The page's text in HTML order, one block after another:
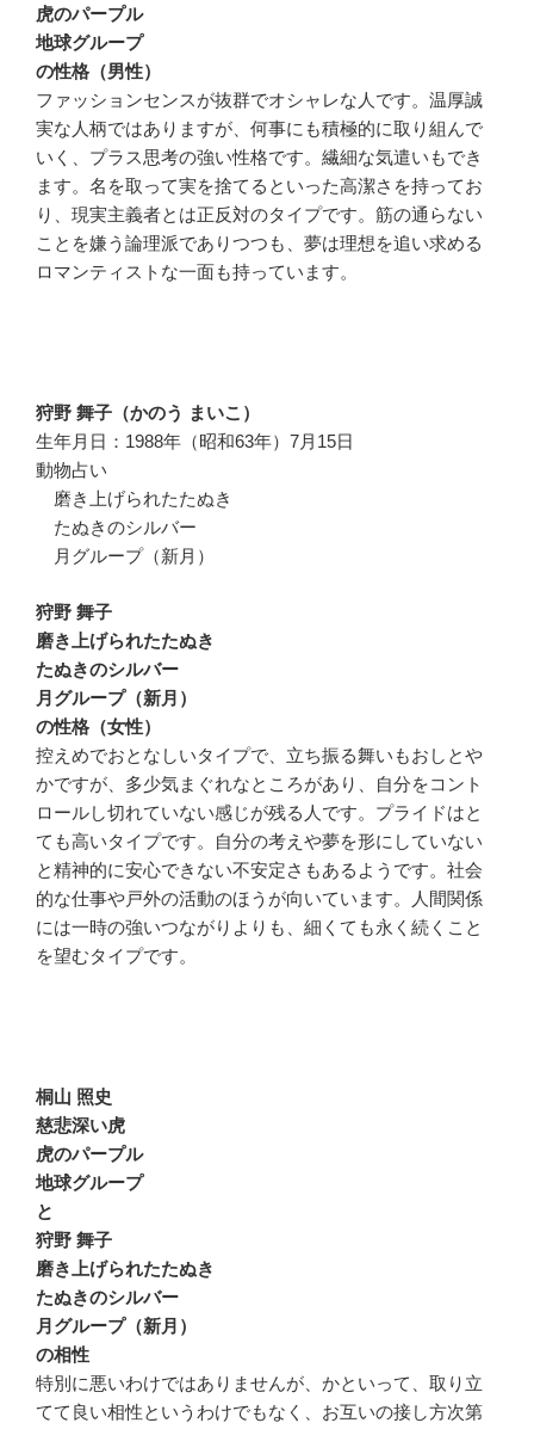
虎のパープル
地球グループ
の性格（男性）
ファッションセンスが抜群でオシャレな人です。温厚誠
実な人柄ではありますが、何事にも積極的に取り組んで
いく、プラス思考の強い性格です。繊細な気遣いもでき
ます。名を取って実を捨てるといった高潔さを持ってお
り、現実主義者とは正反対のタイプです。筋の通らない
ことを嫌う論理派でありつつも、夢は理想を追い求める
ロマンティストな一面も持っています。
狩野 舞子（かのう まいこ）
生年月日：1988年（昭和63年）7月15日
動物占い
磨き上げられたたぬき
たぬきのシルバー
月グループ（新月）
狩野 舞子
磨き上げられたたぬき
たぬきのシルバー
月グループ（新月）
の性格（女性）
控えめでおとなしいタイプで、立ち振る舞いもおしとや
かですが、多少気まぐれなところがあり、自分をコント
ロールし切れていない感じが残る人です。プライドはと
ても高いタイプです。自分の考えや夢を形にしていない
と精神的に安心できない不安定さもあるようです。社会
的な仕事や戸外の活動のほうが向いています。人間関係
には一時の強いつながりよりも、細くても永く続くこと
を望むタイプです。
桐山 照史
慈悲深い虎
虎のパープル
地球グループ
と
狩野 舞子
磨き上げられたたぬき
たぬきのシルバー
月グループ（新月）
の相性
特別に悪いわけではありませんが、かといって、取り立
てて良い相性というわけでもなく、お互いの接し方次第